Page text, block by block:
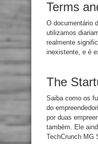
Terms
O documentário
utilizamos
realmente
inexistente, e é
The
Saiba como os
do
por duas
também. Ele
TechCrunch MG